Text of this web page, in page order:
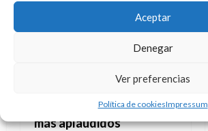
Aceptar
Denegar
Ver preferencias
Política de cookiesImpressum
tu guionista
Namor: The Best
, es uno de los
más aplaudidos